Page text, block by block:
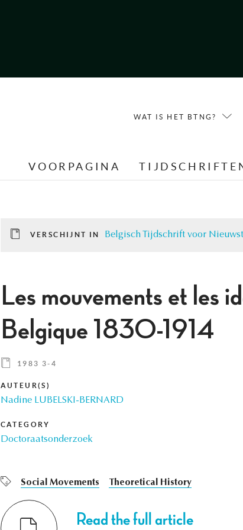
WAT IS HET BTNG?
VOORPAGINA
VERSCHIJNT IN Belgisch Tijdschrift voor
Les mouvements et les
Belgique 1830-1914
1983 3-4
AUTEUR(S)
Nadine LUBELSKI-BERNARD
CATEGORY
Doctoraatsonderzoek
Social Movements Theoretical History
Read the full article